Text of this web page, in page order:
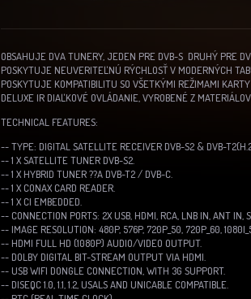
OBSAHUJE DVA TUNERY, JEDEN PRE DVB-S DRUHÝ PRE
POSKYTUJE NEUVERITEĽNÚ RÝCHLOSŤ V MODERNÝCH
POSKYTUJE KOMPATIBILITU SO VŠETKÝMI REŽIMAMI
DELUXE IR DIAĽKOVÉ OVLÁDANIE, VYROBENÉ Z
TECHNICAL FEATURES:
-- TYPE: DIGITAL SATELLITE RECEIVER DVB-S2 & DVB-
-- 1 X SATELLITE TUNER DVB-S2.
-- 1 X HYBRID TUNER ??A DVB-T2 / DVB-C.
-- 1 X CONAX CARD READER.
-- 1 X CI EMBEDDED.
-- CONNECTION PORTS: 2X USB, HDMI, RCA, LNB IN, ANT IN,
-- IMAGE RESOLUTION: 480P, 576P, 720P_50, 720P_60,
-- HDMI FULL HD (1080P) AUDIO/VIDEO OUTPUT.
-- DOLBY DIGITAL BIT-STREAM OUTPUT VIA HDMI.
-- USB WIFI DONGLE CONNECTION, WITH 3G SUPPORT.
-- DISEQC 1.0, 1.1, 1.2, USALS AND UNICABLE COMPATIBLE.